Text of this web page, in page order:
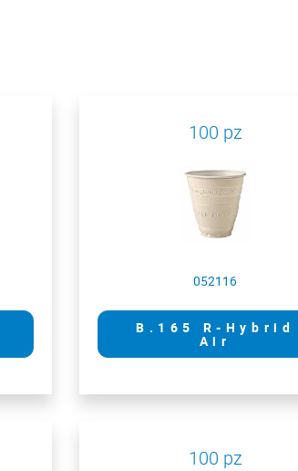
100 pz
052116
B.165 R-Hybrid
Air
100 pz